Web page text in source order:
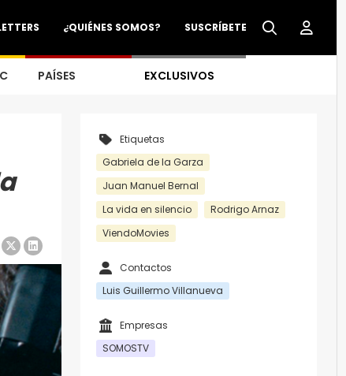
SUSCRÍBETE
¿QUIÉNES SOMOS?
PAÍSES EXCLUSIVOS
Etiquetas
Gabriela de la Garza
Juan Manuel Bernal
La vida en silencio
Rodrigo Arnaz
ViendoMovies
Contactos
Luis Guillermo Villanueva
Empresas
SOMOSTV